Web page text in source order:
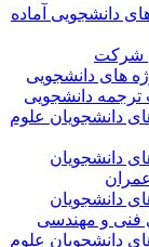
دانشجویی آماده
شرکت
های دانشجویی
دانشجویی
دانشجویان علوم
دانشجویان
دانشجویان
فنی و مهندسی
دانشجویان علوم